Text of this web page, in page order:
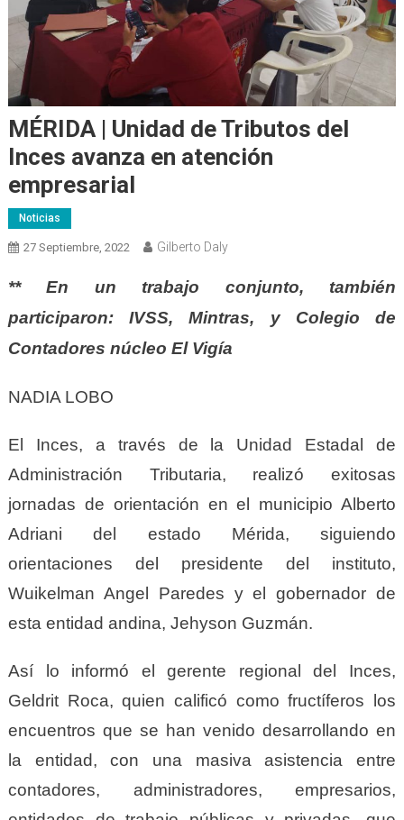
MÉRIDA | Unidad de Tributos del
Inces avanza en atención
empresarial
Noticias
27 Septiembre, 2022 Gilberto Daly
** En un trabajo conjunto, también
participaron: IVSS, Mintras, y Colegio de
Contadores núcleo El Vigía
NADIA LOBO
El Inces, a través de la Unidad Estadal de
Administración Tributaria, realizó exitosas
jornadas de orientación en el municipio Alberto
Adriani del estado Mérida, siguiendo
orientaciones del presidente del instituto,
Wuikelman Angel Paredes y el gobernador de
esta entidad andina, Jehyson Guzmán.
Así lo informó el gerente regional del Inces,
Geldrit Roca, quien calificó como fructíferos los
encuentros que se han venido desarrollando en
la entidad, con una masiva asistencia entre
contadores, administradores, empresarios,